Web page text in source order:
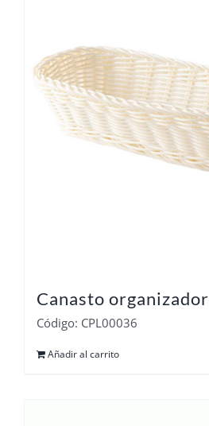
Canasto organizador
Código: CPL00036
Añadir al carrito